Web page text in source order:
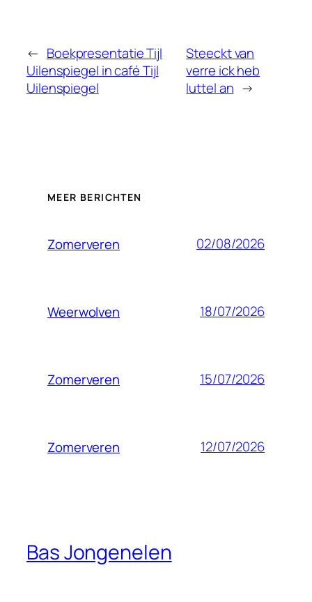
← Boekpresentatie Tijl
Uilenspiegel in café Tijl
Uilenspiegel
Steeckt van
verre ick heb
luttel an →
MEER BERICHTEN
Zomerveren 02/08/2026
Weerwolven 18/07/2026
Zomerveren 15/07/2026
Zomerveren 12/07/2026
Bas Jongenelen